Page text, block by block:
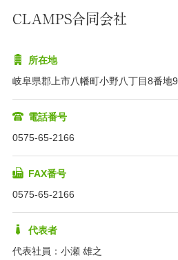
CLAMPS合同会社
所在地
岐阜県郡上市八幡町小野八丁目8番地9
電話番号
0575-65-2166
FAX番号
0575-65-2166
代表者
代表社員：小瀬 雄之